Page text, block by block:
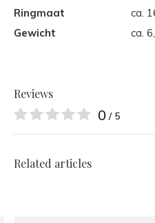
Ringmaat
ca.
Gewicht
ca.
Reviews
0 / 5
Related articles